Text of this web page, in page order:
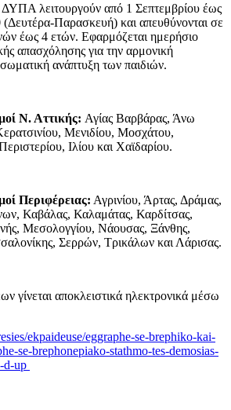
ΔΥΠΑ λειτουργούν από 1 Σεπτεμβρίου έως
Παρασκευή) και απευθύνονται σε
έως 4 ετών. Εφαρμόζεται ημερήσιο
απασχόλησης για την αρμονική
ανάπτυξη των παιδιών.
Ν. Αττικής: Αγίας Βαρβάρας, Άνω
Μενιδίου, Μοσχάτου,
Ιλίου και Χαϊδαρίου.
Περιφέρειας: Αγρινίου, Άρτας, Δράμας,
Καβάλας, Καλαμάτας, Καρδίτσας,
Μεσολογγίου, Νάουσας, Ξάνθης,
Σερρών, Τρικάλων και Λάρισας.
γίνεται αποκλειστικά ηλεκτρονικά μέσω
ekpaideuse/eggraphe-se-brephiko-kai-
se-brephonepiako-stathmo-tes-demosias-
d-up